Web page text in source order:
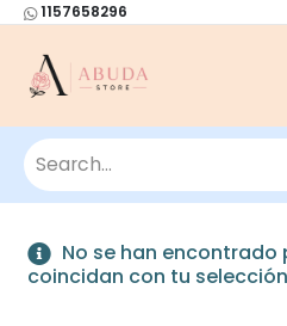
1157658296
No se han
coincidan con tu